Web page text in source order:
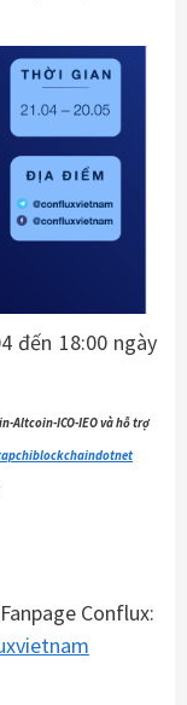
đến 18:00 ngày
Altcoin-ICO-IEO và hỗ trợ
Conflux: